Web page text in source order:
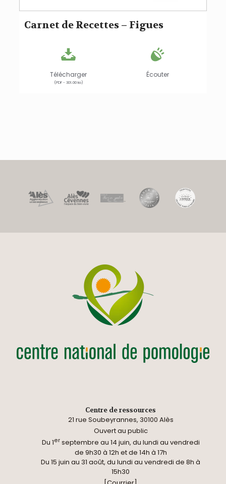
Carnet de Recettes – Figues
Télécharger
(PDF - 301.00 ko)
Écouter
Centre de ressources
21 rue Soubeyrannes, 30100 Alès
Ouvert au public
Du 1erseptembre au 14 juin, du lundi au vendredi
de 9h30 à 12h et de 14h à 17h
Du 15 juin au 31 août, du lundi au vendredi de 8h à
15h30